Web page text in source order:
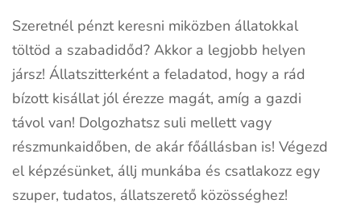
Szeretnél pénzt keresni miközben állatokkal
töltöd a szabadidőd? Akkor a legjobb helyen
jársz! Állatszitterként a feladatod, hogy a rád
bízott kisállat jól érezze magát, amíg a gazdi
távol van! Dolgozhatsz suli mellett vagy
részmunkaidőben, de akár főállásban is! Végezd
el képzésünket, állj munkába és csatlakozz egy
szuper, tudatos, állatszerető közösséghez!